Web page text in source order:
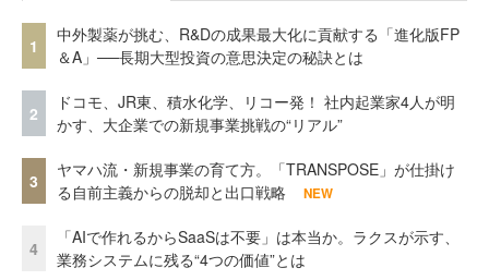
1
中外製薬が挑む、R&Dの成果最大化に貢献する「進化版FP
＆A」──長期大型投資の意思決定の秘訣とは
2
ドコモ、JR東、積水化学、リコー発！ 社内起業家4人が明
かす、大企業での新規事業挑戦の“リアル”
3
ヤマハ流・新規事業の育て方。「TRANSPOSE」が仕掛け
る自前主義からの脱却と出口戦略
NEW
4
「AIで作れるからSaaSは不要」は本当か。ラクスが示す、
業務システムに残る“4つの価値”とは